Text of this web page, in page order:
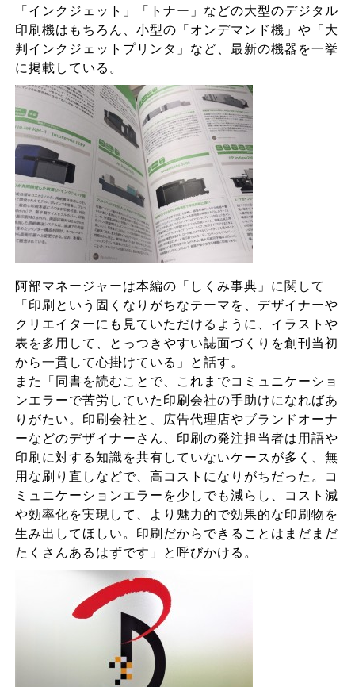
「インクジェット」「トナー」などの大型のデジタル
印刷機はもちろん、小型の「オンデマンド機」や「大
判インクジェットプリンタ」など、最新の機器を一挙
に掲載している。
阿部マネージャーは本編の「しくみ事典」に関して
「印刷という固くなりがちなテーマを、デザイナーや
クリエイターにも見ていただけるように、イラストや
表を多用して、とっつきやすい誌面づくりを創刊当初
から一貫して心掛けている」と話す。
また「同書を読むことで、これまでコミュニケーショ
ンエラーで苦労していた印刷会社の手助けになればあ
りがたい。印刷会社と、広告代理店やブランドオーナ
ーなどのデザイナーさん、印刷の発注担当者は用語や
印刷に対する知識を共有していないケースが多く、無
用な刷り直しなどで、高コストになりがちだった。コ
ミュニケーションエラーを少しでも減らし、コスト減
や効率化を実現して、より魅力的で効果的な印刷物を
生み出してほしい。印刷だからできることはまだまだ
たくさんあるはずです」と呼びかける。